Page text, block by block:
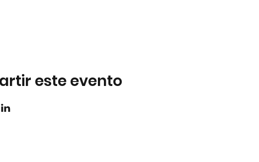
este evento